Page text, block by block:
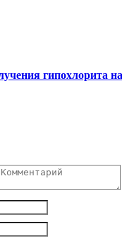
гипохлорита